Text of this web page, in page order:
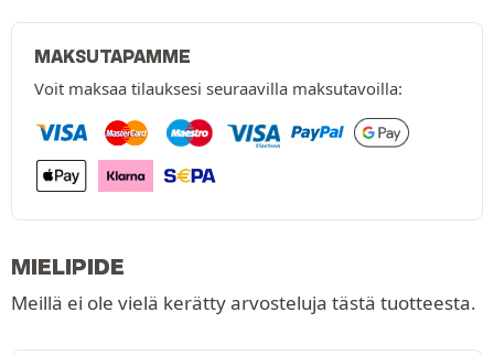
MAKSUTAPAMME
Voit maksaa tilauksesi seuraavilla maksutavoilla:
MIELIPIDE
Meillä ei ole vielä kerätty arvosteluja tästä tuotteesta.